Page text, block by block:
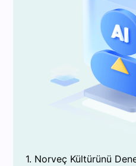
1. Norveç Kültürünü